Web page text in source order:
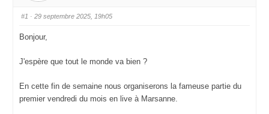
#1 · 29 septembre 2025, 19h05
Bonjour,
J'espère que tout le monde va bien ?
En cette fin de semaine nous organiserons la fameuse partie du
premier vendredi du mois en live à Marsanne.